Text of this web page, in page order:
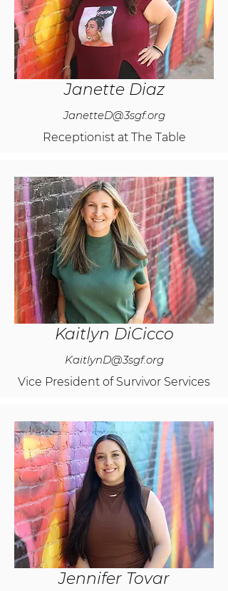
Janette Diaz
JanetteD@3sgf.org
Receptionist at The Table
Kaitlyn DiCicco
KaitlynD@3sgf.org
Vice President of Survivor Services
Jennifer Tovar